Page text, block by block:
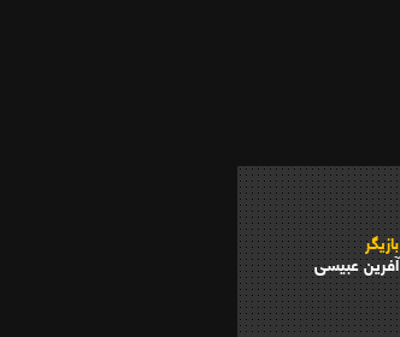
بازیگر
آفرین عبیسی